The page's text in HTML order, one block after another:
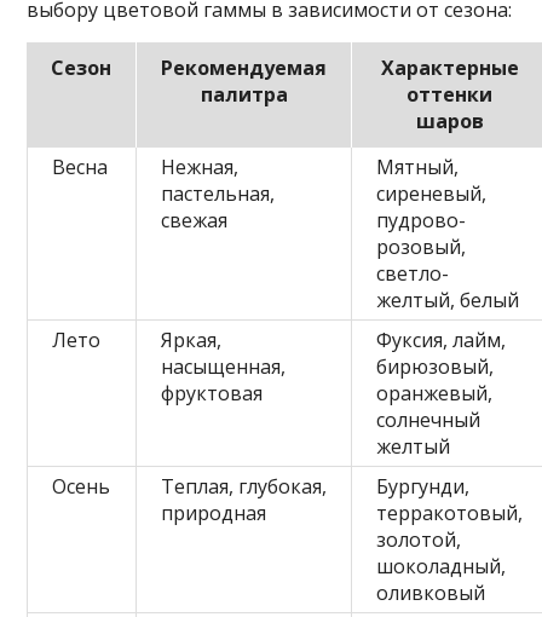
выбору цветовой гаммы в зависимости от сезона:
Сезон
Рекомендуемая
палитра
Характерные
оттенки
шаров
Весна
Нежная,
пастельная,
свежая
Мятный,
сиреневый,
пудрово-
розовый,
светло-
желтый, белый
Лето
Яркая,
насыщенная,
фруктовая
Фуксия, лайм,
бирюзовый,
оранжевый,
солнечный
желтый
Осень
Теплая, глубокая,
природная
Бургунди,
терракотовый,
золотой,
шоколадный,
оливковый